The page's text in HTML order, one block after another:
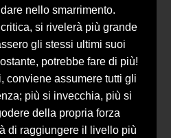
nello smarrimento.
si rivelerà più grande
gli stessi ultimi suoi
potrebbe fare di più!
conviene assumere tutti gli
più si invecchia, più si
della propria forza
di raggiungere il livello più